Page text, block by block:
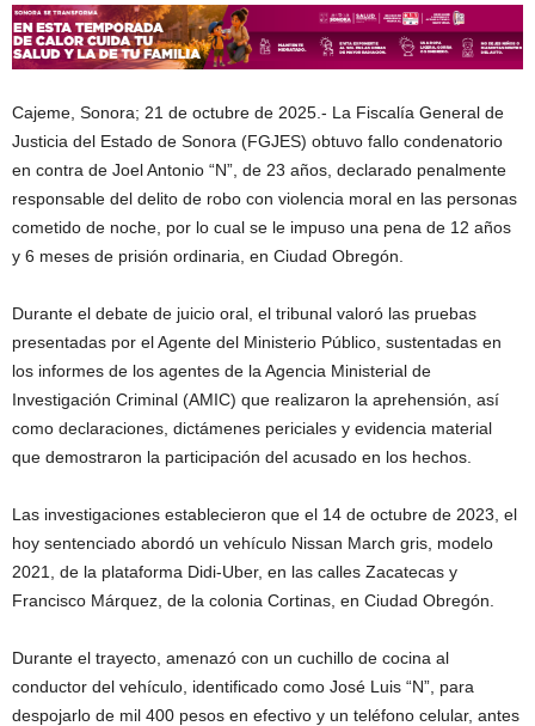
Cajeme, Sonora; 21 de octubre de 2025.- La Fiscalía General de
Justicia del Estado de Sonora (FGJES) obtuvo fallo condenatorio
en contra de Joel Antonio “N”, de 23 años, declarado penalmente
responsable del delito de robo con violencia moral en las personas
cometido de noche, por lo cual se le impuso una pena de 12 años
y 6 meses de prisión ordinaria, en Ciudad Obregón.
Durante el debate de juicio oral, el tribunal valoró las pruebas
presentadas por el Agente del Ministerio Público, sustentadas en
los informes de los agentes de la Agencia Ministerial de
Investigación Criminal (AMIC) que realizaron la aprehensión, así
como declaraciones, dictámenes periciales y evidencia material
que demostraron la participación del acusado en los hechos.
Las investigaciones establecieron que el 14 de octubre de 2023, el
hoy sentenciado abordó un vehículo Nissan March gris, modelo
2021, de la plataforma Didi-Uber, en las calles Zacatecas y
Francisco Márquez, de la colonia Cortinas, en Ciudad Obregón.
Durante el trayecto, amenazó con un cuchillo de cocina al
conductor del vehículo, identificado como José Luis “N”, para
despojarlo de mil 400 pesos en efectivo y un teléfono celular, antes